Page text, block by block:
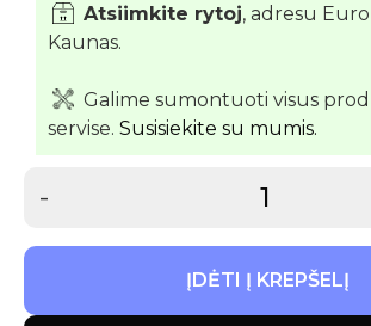
Atsiimkite rytoj, adresu
Kaunas.
Galime sumontuoti visus
servise. Susisiekite su mumis.
-
ĮDĖTI Į KREPŠELĮ